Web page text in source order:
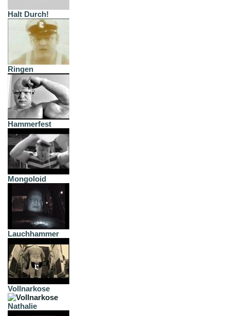
Halt Durch!
Ringen
Hammerfest
Mongoloid
Lauchhammer
Vollnarkose
Nathalie